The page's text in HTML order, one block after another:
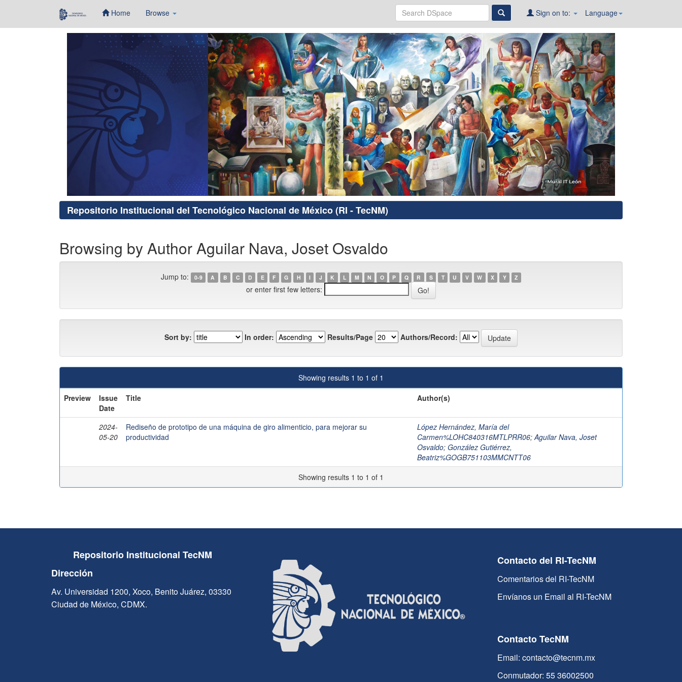
Home Browse Language
Sign on to:
Repositorio Institucional del Tecnológico Nacional de México (RI - TecNM)
Browsing by Author Aguilar Nava, Joset Osvaldo
Jump to: 0-9 A B C D E F G H I J K L M N O P Q R S T U V W X Y Z
or enter first few letters:
Sort by: In order: Results/Page Authors/Record:
Showing results 1 to 1 of 1
Preview
Issue
Date
Title Author(s)
2024-
05-20
Rediseño de prototipo de una máquina de giro alimenticio, para mejorar su
productividad
López Hernández, María del
Carmen%LOHC840316MTLPRR06;Aguilar Nava, Joset
Osvaldo; González Gutiérrez,
Beatriz%GOGB751103MMCNTT06
Showing results 1 to 1 of 1
Repositorio Institucional TecNM
Dirección
Av. Universidad 1200, Xoco, Benito Juárez, 03330
Ciudad de México, CDMX.
Contacto del RI-TecNM
Comentarios del RI-TecNM
Envíanos un Email al RI-TecNM
Contacto TecNM
Email: contacto@tecnm.mx
Conmutador: 55 36002500